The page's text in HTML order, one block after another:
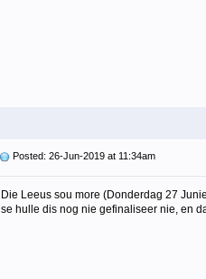
Posted: 26-Jun-2019 at 11:34am
Die Leeus sou more (Donderdag 27
se hulle dis nog nie gefinaliseer nie, en